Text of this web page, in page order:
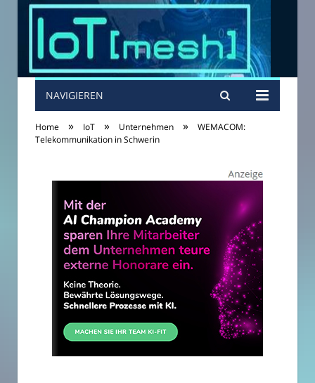
NAVIGIEREN
Home » IoT » Unternehmen »
WEMACOM:
Telekommunikation in Schwerin